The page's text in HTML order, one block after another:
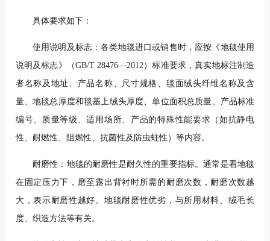
具体要求如下：
使用说明及标志：各类地毯进口或销售时，应按《地毯使用
说明及标志》（GB/T 28476—2012）标准要求，真实地标注制造
者名称及地址、产品名称、尺寸规格、毯面绒头纤维名称及含
量、地毯总厚度和毯基上绒头厚度、单位面积总质量、产品标准
编号、质量等级、适用场所、产品的特殊性能要求（如抗静电
性、耐燃性、阻燃性、抗菌性及防虫蛀性）等内容。
耐磨性：地毯的耐磨性是耐久性的重要指标。通常是看地毯
在固定压力下，磨至露出背衬时所需的耐磨次数，耐磨次数越
大，表示耐磨性越好。地毯耐磨性优劣，与所用材料、绒毛长
度、织造方法等有关。